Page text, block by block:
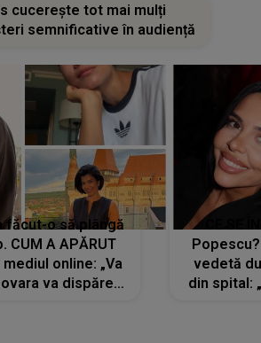
cucerește tot mai mulți
semnificative în audiență
făcut-o să plângă
CUM A APĂRUT
online: „Va
va dispărea,
vedetă
din spital: